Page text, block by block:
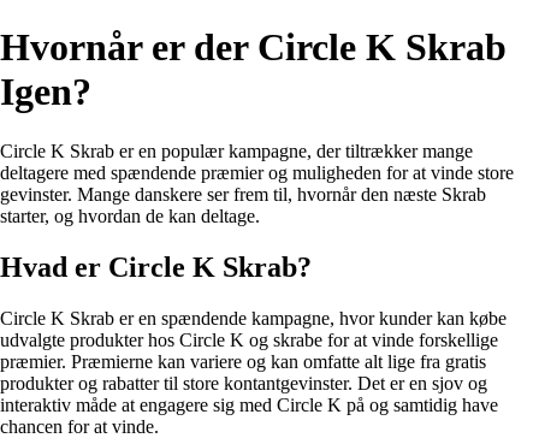
Hvornår er der Circle K Skrab
Igen?
Circle K Skrab er en populær kampagne, der tiltrækker mange
deltagere med spændende præmier og muligheden for at vinde store
gevinster. Mange danskere ser frem til, hvornår den næste Skrab
starter, og hvordan de kan deltage.
Hvad er Circle K Skrab?
Circle K Skrab er en spændende kampagne, hvor kunder kan købe
udvalgte produkter hos Circle K og skrabe for at vinde forskellige
præmier. Præmierne kan variere og kan omfatte alt lige fra gratis
produkter og rabatter til store kontantgevinster. Det er en sjov og
interaktiv måde at engagere sig med Circle K på og samtidig have
chancen for at vinde.